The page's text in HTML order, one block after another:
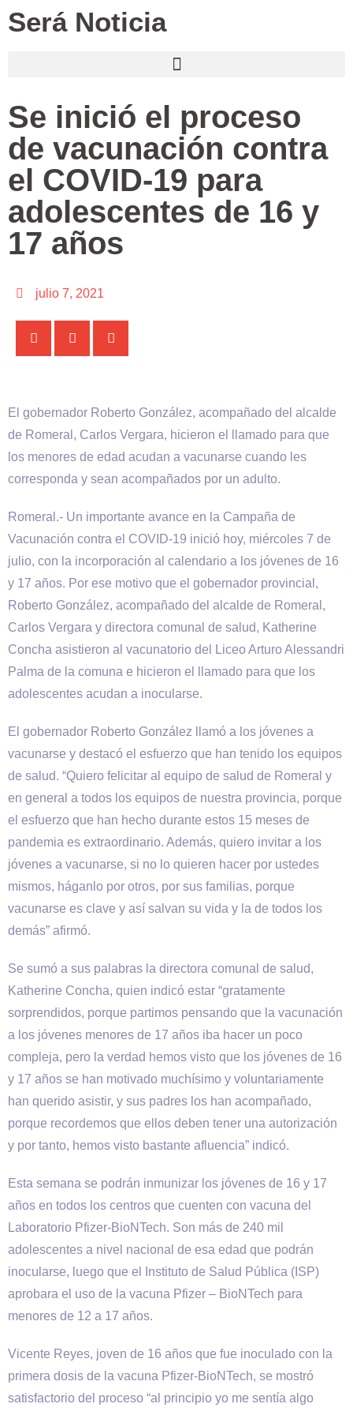
Será Noticia
Se inició el proceso
de vacunación contra
el COVID-19 para
adolescentes de 16 y
17 años
julio 7, 2021
El gobernador Roberto González, acompañado del alcalde
de Romeral, Carlos Vergara, hicieron el llamado para que
los menores de edad acudan a vacunarse cuando les
corresponda y sean acompañados por un adulto.
Romeral.- Un importante avance en la Campaña de
Vacunación contra el COVID-19 inició hoy, miércoles 7 de
julio, con la incorporación al calendario a los jóvenes de 16
y 17 años. Por ese motivo que el gobernador provincial,
Roberto González, acompañado del alcalde de Romeral,
Carlos Vergara y directora comunal de salud, Katherine
Concha asistieron al vacunatorio del Liceo Arturo Alessandri
Palma de la comuna e hicieron el llamado para que los
adolescentes acudan a inocularse.
El gobernador Roberto González llamó a los jóvenes a
vacunarse y destacó el esfuerzo que han tenido los equipos
de salud. “Quiero felicitar al equipo de salud de Romeral y
en general a todos los equipos de nuestra provincia, porque
el esfuerzo que han hecho durante estos 15 meses de
pandemia es extraordinario. Además, quiero invitar a los
jóvenes a vacunarse, si no lo quieren hacer por ustedes
mismos, háganlo por otros, por sus familias, porque
vacunarse es clave y así salvan su vida y la de todos los
demás” afirmó.
Se sumó a sus palabras la directora comunal de salud,
Katherine Concha, quien indicó estar “gratamente
sorprendidos, porque partimos pensando que la vacunación
a los jóvenes menores de 17 años iba hacer un poco
compleja, pero la verdad hemos visto que los jóvenes de 16
y 17 años se han motivado muchísimo y voluntariamente
han querido asistir, y sus padres los han acompañado,
porque recordemos que ellos deben tener una autorización
y por tanto, hemos visto bastante afluencia” indicó.
Esta semana se podrán inmunizar los jóvenes de 16 y 17
años en todos los centros que cuenten con vacuna del
Laboratorio Pfizer-BioNTech. Son más de 240 mil
adolescentes a nivel nacional de esa edad que podrán
inocularse, luego que el Instituto de Salud Pública (ISP)
aprobara el uso de la vacuna Pfizer – BioNTech para
menores de 12 a 17 años.
Vicente Reyes, joven de 16 años que fue inoculado con la
primera dosis de la vacuna Pfizer-BioNTech, se mostró
satisfactorio del proceso “al principio yo me sentía algo